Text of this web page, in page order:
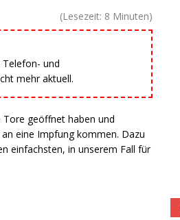
(Lesezeit: 8 Minuten)
Telefon- und
mehr aktuell.
geöffnet haben und
eine Impfung kommen. Dazu
einfachsten, in unserem Fall für